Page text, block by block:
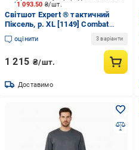
1 093.50 ₴/шт.
Світшот Expert ® тактичний
Піксель, р. XL [1149] Combat
Black
оцінити 3 варіанти
1 215 ₴/шт.
Доставимо